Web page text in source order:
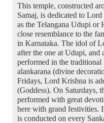
This temple, constructed
Samaj, is dedicated to
as the Telangana Udupi
close resemblance to the
in Karnataka. The idol of
after the one at Udupi, and
performed in the
alankarana (divine
Fridays, Lord Krishna is
(Goddess). On Saturdays,
performed with great
here with grand festivities.
is conducted on every